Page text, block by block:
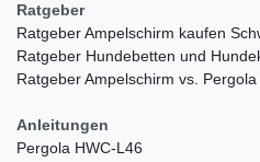
Ratgeber
Ratgeber Ampelschirm kaufen
Ratgeber Hundebetten und
Ratgeber Ampelschirm vs. Pergola
Anleitungen
Pergola HWC-L46